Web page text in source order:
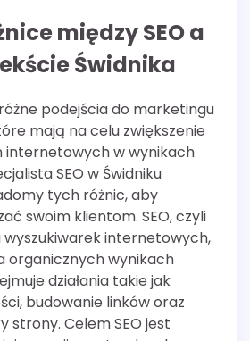
między SEO a
Świdnika
różne podejścia do marketingu
mają na celu zwiększenie
internetowych w wynikach
SEO w Świdniku
tych różnic, aby
swoim klientom. SEO, czyli
internetowych,
organicznych wynikach
działania takie jak
budowanie linków oraz
strony. Celem SEO jest